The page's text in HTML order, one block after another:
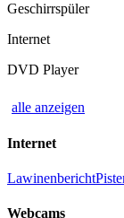
Geschirrspüler
Internet
DVD Player
alle anzeigen
Internet
Lawinenbericht
Webcams